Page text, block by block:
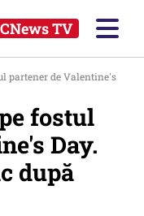
TV
partener de Valentine's
fostul
Day.
după